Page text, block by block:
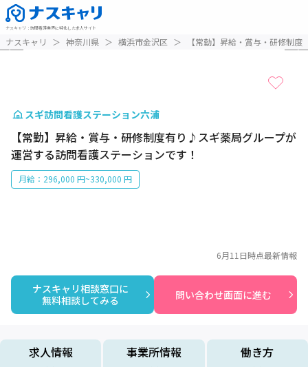
ナスキャリ ： 訪問看護業界に特化した求人サイト
ナスキャリ ＞ 神奈川県 ＞ 横浜市金沢区 ＞ 【常勤】昇給・賞与・研修制
スギ訪問看護ステーション六浦
【常勤】昇給・賞与・研修制度有り♪スギ薬局グループが
運営する訪問看護ステーションです！
月給：296,000 円~330,000 円
ナスキャリ相談窓口に
無料相談してみる
問い合わせ画面に進む
6月11日時点最新情報
求人情報 事業所情報 働き方